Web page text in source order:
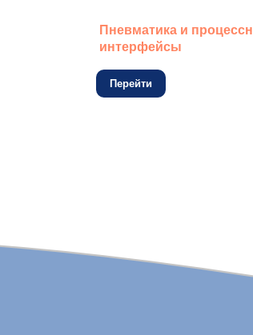
Пневматика и
интерфейсы
Перейти